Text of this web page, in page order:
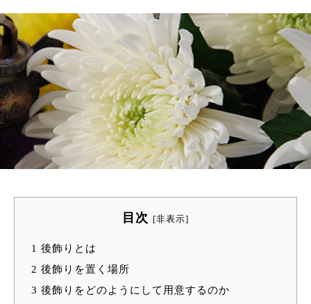
目次 [非表示]
1 後飾りとは
2 後飾りを置く場所
3 後飾りをどのようにして用意するのか